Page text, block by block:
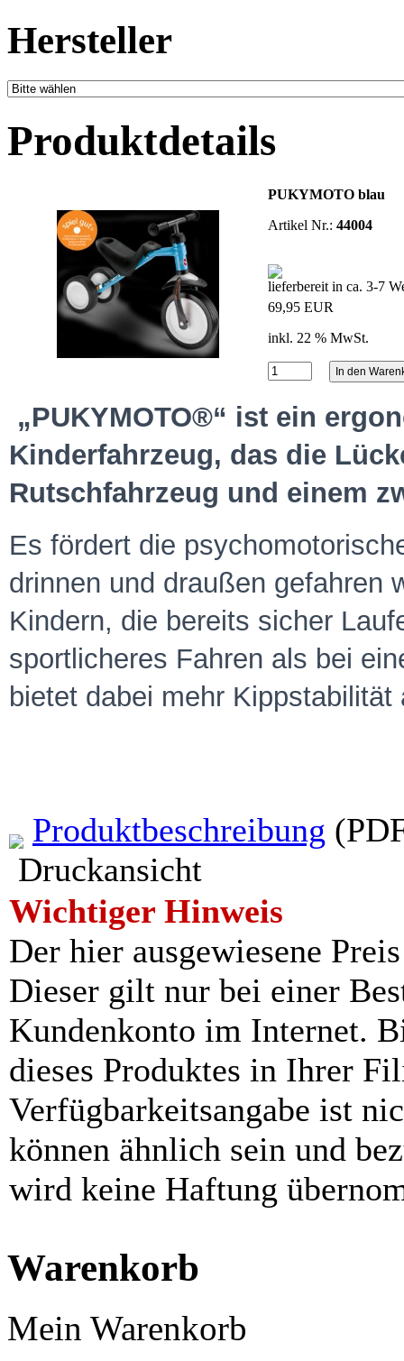
Hersteller
Produktdetails
PUKYMOTO blau
Artikel Nr.: 44004
lieferbereit in ca. 3-7
69,95 EUR
inkl. 22 % MwSt.
„PUKYMOTO®“ ist ein
Kinderfahrzeug, das die
Rutschfahrzeug und einem
Es fördert die
drinnen und draußen gefahren
Kindern, die bereits sicher
sportlicheres Fahren als bei
bietet dabei mehr
Produktbeschreibung
Druckansicht
Wichtiger Hinweis
Der hier ausgewiesene
Dieser gilt nur bei einer
Kundenkonto im Internet.
dieses Produktes in Ihrer
Verfügbarkeitsangabe ist
können ähnlich sein und
wird keine Haftung
Warenkorb
Mein Warenkorb